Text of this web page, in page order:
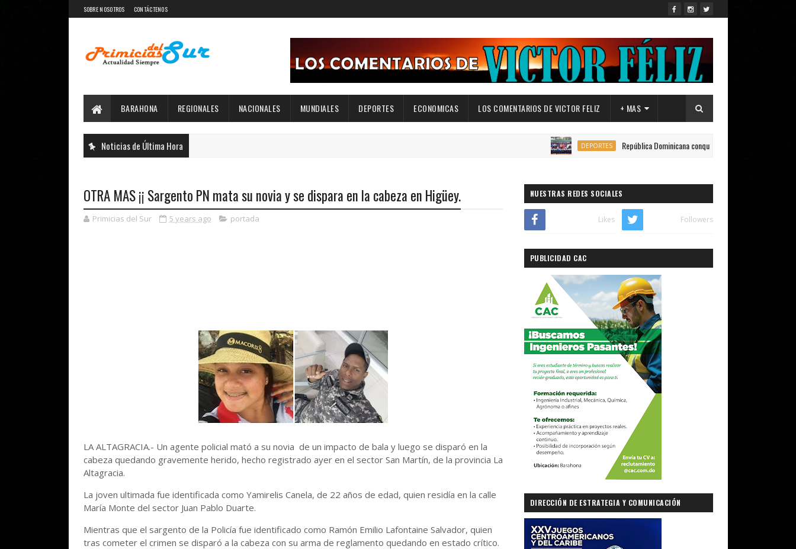
SOBRE NOSOTROS CONTÁCTENOS
BARAHONA REGIONALES NACIONALES MUNDIALES DEPORTES ECONOMICAS LOS COMENTARIOS DE VICTOR FELIZ + MAS
Noticias de Última Hora DEPORTES República Dominicana conquista 150 medallas en los Juegos
OTRA MAS ¡¡ Sargento PN mata su novia y se dispara en la cabeza en Higüey.
Primicias del Sur 5 years ago portada
LA ALTAGRACIA.- Un agente policial mató a su novia de un impacto de bala y luego se disparó en la
cabeza quedando gravemente herido, hecho registrado ayer en el sector San Martín, de la provincia La
Altagracia.
La joven ultimada fue identificada como Yamirelis Canela, de 22 años de edad, quien residía en la calle
María Monte del sector Juan Pablo Duarte.
Mientras que el sargento de la Policía fue identificado como Ramón Emilio Lafontaine Salvador, quien
tras cometer el crimen se disparó a la cabeza con su arma de reglamento quedando en estado crítico.
NUESTRAS REDES SOCIALES
Likes Followers
PUBLICIDAD CAC
DIRECCIÓN DE ESTRATEGIA Y COMUNICACIÓN
GUBERNAMENTAL